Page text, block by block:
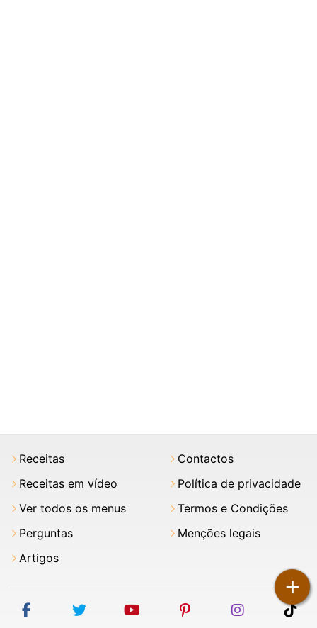
+
Receitas
Receitas em vídeo
Ver todos os menus
Perguntas
Artigos
Contactos
Política de privacidade
Termos e Condições
Menções legais
facebooktwitter youtubepinterestinstagram